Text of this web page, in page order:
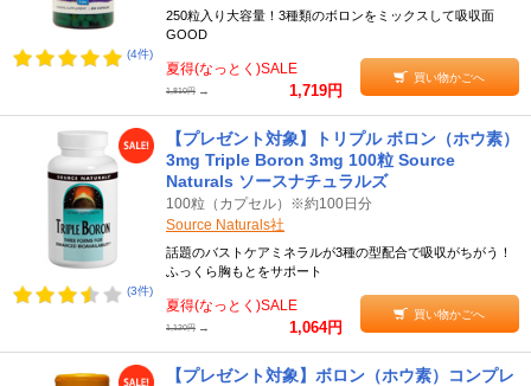
日1粒だけでも十分
です。健康に気をつけながら、女性らしさを求め
ていきましょう。
(4件)
250粒入り大容量！3種類のボロンをミックスして吸収面
GOOD
夏得(なっとく)SALE
1,810円 → 1,719円
買い物かごへ
(3件)
【プレゼント対象】トリプル ボロン（ホウ素）
3mg Triple Boron 3mg 100粒 Source
Naturals ソースナチュラルズ
100粒（カプセル）※約100日分
Source Naturals社
話題のバストケアミネラルが3種の型配合で吸収がちがう！
ふっくら胸もとをサポート
夏得(なっとく)SALE
1,120円 → 1,064円
買い物かごへ
【プレゼント対象】ボロン（ホウ素）コンプレ